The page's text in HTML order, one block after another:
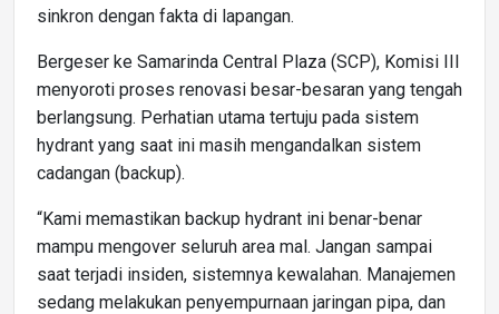
sinkron dengan fakta di lapangan.
Bergeser ke Samarinda Central Plaza (SCP), Komisi III
menyoroti proses renovasi besar-besaran yang tengah
berlangsung. Perhatian utama tertuju pada sistem
hydrant yang saat ini masih mengandalkan sistem
cadangan (backup).
“Kami memastikan backup hydrant ini benar-benar
mampu mengover seluruh area mal. Jangan sampai
saat terjadi insiden, sistemnya kewalahan. Manajemen
sedang melakukan penyempurnaan jaringan pipa, dan